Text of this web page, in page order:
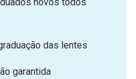
das lentes
garantida